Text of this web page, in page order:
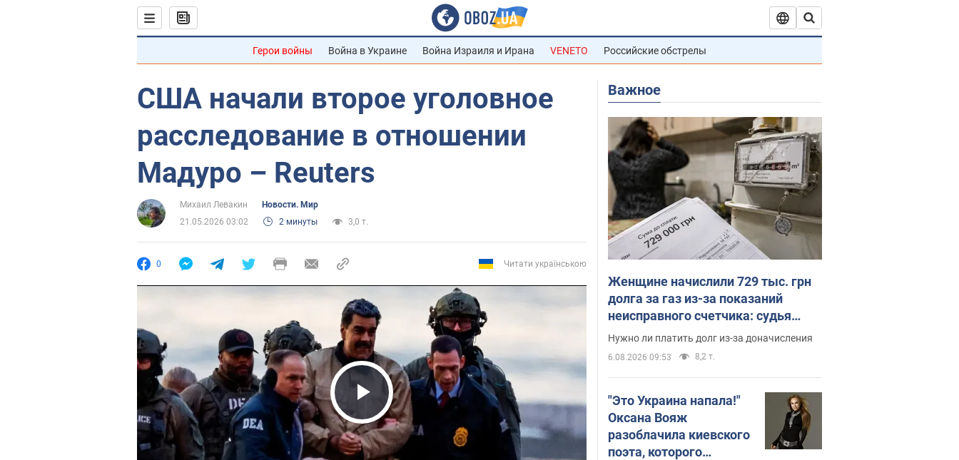
Герои войны Война в Украине Война Израиля и Ирана VENETO Российские обстрелы
США начали второе уголовное
расследование в отношении
Мадуро – Reuters
Михаил Левакин
Новости. Мир
21.05.2026 03:02
2 минуты 3,0 т.
0 Читати українською
Play Video
Важное
Женщине начислили 729 тыс. грн
долга за газ из-за показаний
неисправного счетчика: судья
вынес неожиданное решение
Нужно ли платить долг из-за доначисления
6.08.2026 09:53 8,2 т.
"Это Украина напала!"
Оксана Вояж
разоблачила киевского
поэта, которого